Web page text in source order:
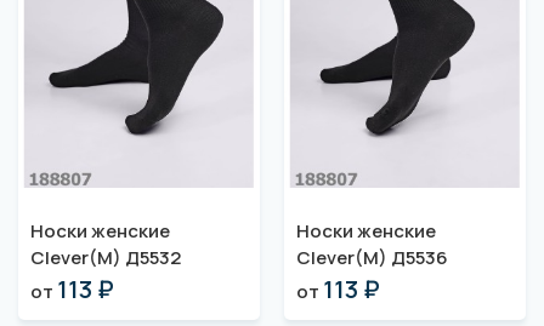
Носки женские
Clever(M) Д5532
от 113 ₽
Носки женские
Clever(M) Д5536
от 113 ₽